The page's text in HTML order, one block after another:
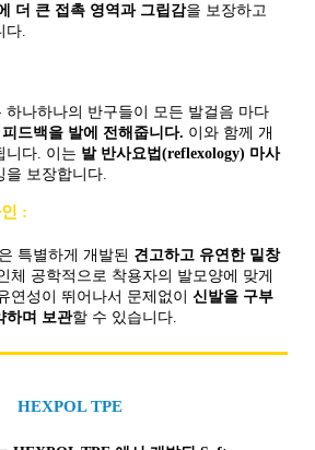
더 큰 접촉 영역과 그립감을 보장하고
다.
하나하나의 반구들이 모든 발걸음 마다
드백을 발에 전해줍니다. 이와 함께 개
니다. 이는 발 반사요법(reflexology) 마사
보장합니다.
:
특별하게 개발된 견고하고 유연한 밑창
체 공학적으로 착용자의 발모양에 맞게
연성이 뛰어나서 문제없이 신발을 구부
하며 보관할 수 있습니다.
HEXPOL TPE